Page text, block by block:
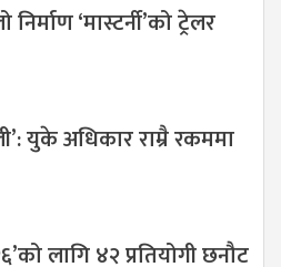
‘मास्टर्नी’को ट्रेलर
युके अधिकार राम्रै रकममा
लागि ४२ प्रतियोगी छनौट